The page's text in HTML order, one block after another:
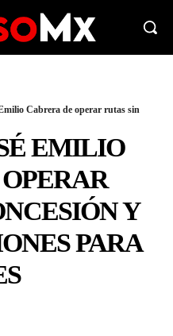
Cabrera de operar rutas sin
EMILIO
Y
PARA